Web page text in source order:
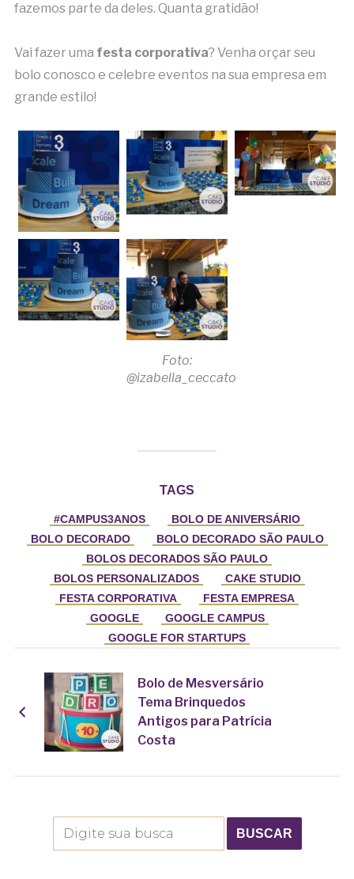
fazemos parte da deles. Quanta gratidão!
Vai fazer uma festa corporativa? Venha orçar seu
bolo conosco e celebre eventos na sua empresa em
grande estilo!
Foto:
@izabella_ceccato
TAGS
#CAMPUS3ANOS
BOLO DE ANIVERSÁRIO
BOLO DECORADO
BOLO DECORADO SÃO PAULO
BOLOS DECORADOS SÃO PAULO
BOLOS PERSONALIZADOS
CAKE STUDIO
FESTA CORPORATIVA
FESTA EMPRESA
GOOGLE
GOOGLE CAMPUS
GOOGLE FOR STARTUPS
Bolo de Mesversário
Tema Brinquedos
Antigos para Patrícia
Costa